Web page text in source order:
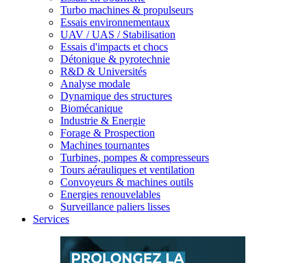
Turbo machines & propulseurs
Essais environnementaux
UAV / UAS / Stabilisation
Essais d'impacts et chocs
Détonique & pyrotechnie
R&D & Universités
Analyse modale
Dynamique des structures
Biomécanique
Industrie & Energie
Forage & Prospection
Machines tournantes
Turbines, pompes & compresseurs
Tours aérauliques et ventilation
Convoyeurs & machines outils
Energies renouvelables
Surveillance paliers lisses
Services